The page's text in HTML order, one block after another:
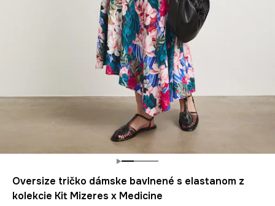
Oversize tričko dámske bavlnené s elastanom z
kolekcie Kit Mizeres x Medicine